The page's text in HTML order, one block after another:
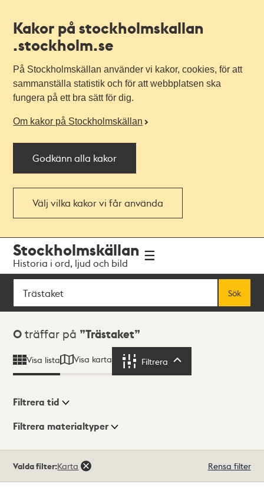
Kakor på stockholmskallan
.stockholm.se
På Stockholmskällan använder vi kakor, cookies, för att
sammanställa statistik och för att webbplatsen ska
fungera på ett bra sätt för dig.
Om kakor på Stockholmskällan
Godkänn alla kakor
Välj vilka kakor vi får använda
navigationen
huvudinnehållet
Stockholmskällan
Historia i ord, ljud och bild
Sök
Sök
Sökresultat
0 träffar på Trästaket
Visa lista Visa karta Filtrera
Visningsläge
Filtrera tid
Filtrera materialtyper
träffar
Valda filter:Karta Rensa filter